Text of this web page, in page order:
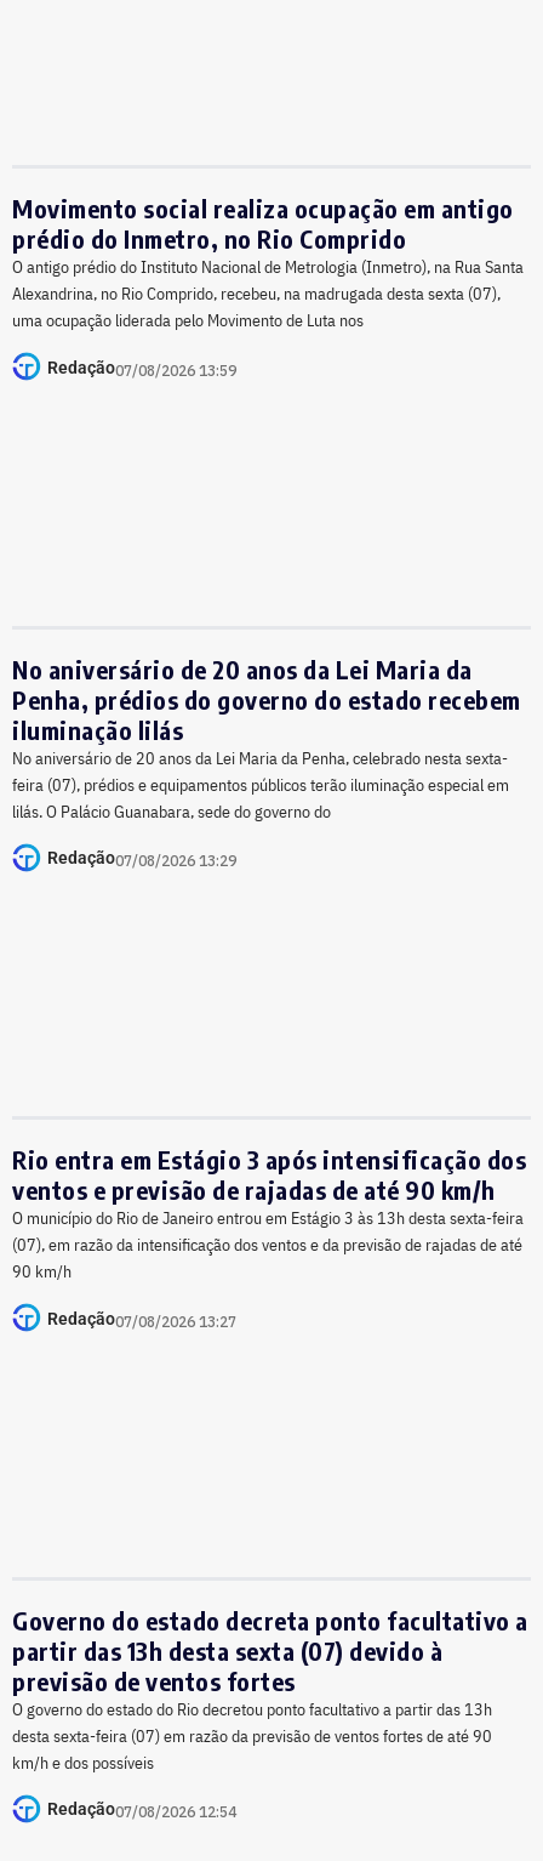
Movimento social realiza ocupação em antigo
prédio do Inmetro, no Rio Comprido
O antigo prédio do Instituto Nacional de Metrologia (Inmetro), na Rua Santa
Alexandrina, no Rio Comprido, recebeu, na madrugada desta sexta (07),
uma ocupação liderada pelo Movimento de Luta nos
Redação07/08/2026 13:59
No aniversário de 20 anos da Lei Maria da
Penha, prédios do governo do estado recebem
iluminação lilás
No aniversário de 20 anos da Lei Maria da Penha, celebrado nesta sexta-
feira (07), prédios e equipamentos públicos terão iluminação especial em
lilás. O Palácio Guanabara, sede do governo do
Redação07/08/2026 13:29
Rio entra em Estágio 3 após intensificação dos
ventos e previsão de rajadas de até 90 km/h
O município do Rio de Janeiro entrou em Estágio 3 às 13h desta sexta-feira
(07), em razão da intensificação dos ventos e da previsão de rajadas de até
90 km/h
Redação07/08/2026 13:27
Governo do estado decreta ponto facultativo a
partir das 13h desta sexta (07) devido à
previsão de ventos fortes
O governo do estado do Rio decretou ponto facultativo a partir das 13h
desta sexta-feira (07) em razão da previsão de ventos fortes de até 90
km/h e dos possíveis
Redação07/08/2026 12:54